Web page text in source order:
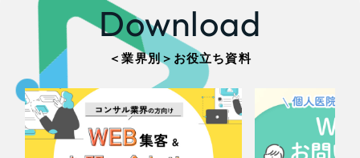
Download
＜業界別＞お役立ち資料